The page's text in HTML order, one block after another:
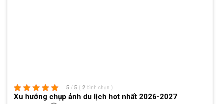
5 / 5 ( 2 bình chọn )
Xu hướng chụp ảnh du lịch hot nhất 2026-2027